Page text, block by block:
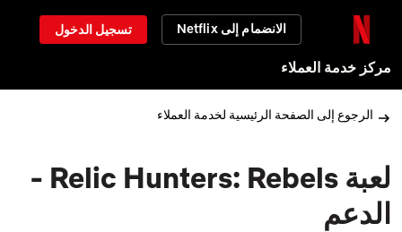
الانضمام إلى Netflix تسجيل الدخول
مركز خدمة العملاء
الرجوع إلى الصفحة الرئيسية لخدمة العملاء
لعبة Relic Hunters: Rebels -
الدعم